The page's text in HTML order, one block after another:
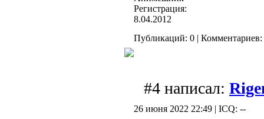
Регистрация:
8.04.2012
Публикаций: 0 | Комментариев:
#4 написал:
26 июня 2022 22:49 | ICQ: --